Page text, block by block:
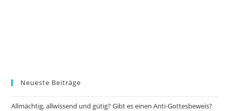
Neueste Beiträge
Allmächtig, allwissend und gütig? Gibt es einen Anti-Gottesbeweis?